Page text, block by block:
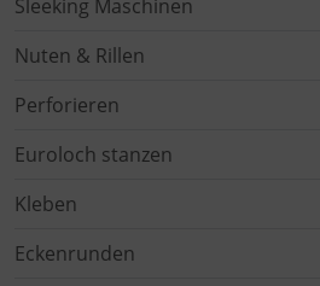
Sleeking Maschinen
Nuten & Rillen
Perforieren
Euroloch stanzen
Kleben
Eckenrunden